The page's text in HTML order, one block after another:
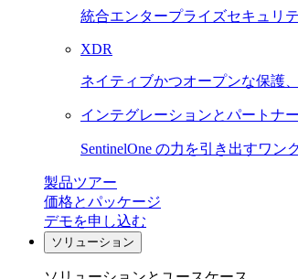
統合エンタープライズセキュリ
XDR
ネイティブかつオープンな保護
インテグレーションとパートナー
SentinelOne の力を引き出すワン
製品ツアー
価格とパッケージ
デモを申し込む
ソリューション